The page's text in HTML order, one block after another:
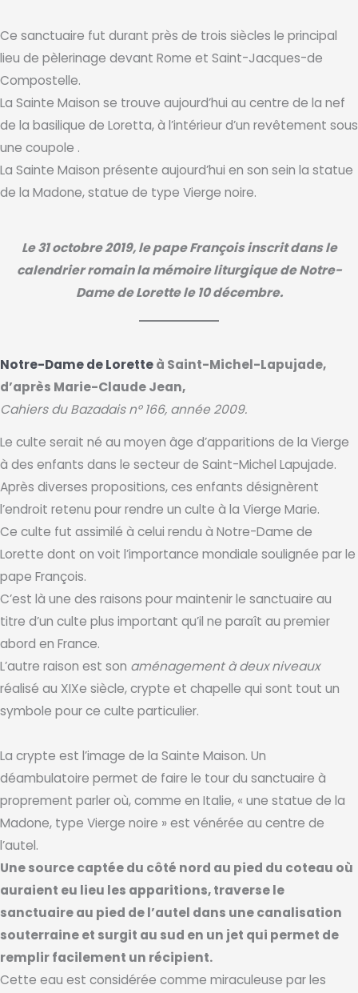
Ce sanctuaire fut durant près de trois siècles le principal
lieu de pèlerinage devant Rome et Saint-Jacques-de
Compostelle.
La Sainte Maison se trouve aujourd’hui au centre de la nef
de la basilique de Loretta, à l’intérieur d’un revêtement sous
une coupole .
La Sainte Maison présente aujourd’hui en son sein la statue
de la Madone, statue de type Vierge noire.
Le 31 octobre 2019, le pape François inscrit dans le
calendrier romain la mémoire liturgique de Notre-
Dame de Lorette le 10 décembre.
Notre-Dame de Loretteà Saint-Michel-Lapujade,
d’après Marie-Claude Jean,
Cahiers du Bazadais n° 166, année 2009.
Le culte serait né au moyen âge d’apparitions de la Vierge
à des enfants dans le secteur de Saint-Michel Lapujade.
Après diverses propositions, ces enfants désignèrent
l’endroit retenu pour rendre un culte à la Vierge Marie.
Ce culte fut assimilé à celui rendu à Notre-Dame de
Lorette dont on voit l’importance mondiale soulignée par le
pape François.
C’est là une des raisons pour maintenir le sanctuaire au
titre d’un culte plus important qu’il ne paraît au premier
abord en France.
L’autre raison est son aménagement à deux niveaux
réalisé au XIXe siècle, crypte et chapelle qui sont tout un
symbole pour ce culte particulier.
La crypte est l’image de la Sainte Maison. Un
déambulatoire permet de faire le tour du sanctuaire à
proprement parler où, comme en Italie, « une statue de la
Madone, type Vierge noire » est vénérée au centre de
l’autel.
Une source captée du côté nord au pied du coteau où
auraient eu lieu les apparitions, traverse le
sanctuaire au pied de l’autel dans une canalisation
souterraine et surgit au sud en un jet qui permet de
remplir facilement un récipient.
Cette eau est considérée comme miraculeuse par les